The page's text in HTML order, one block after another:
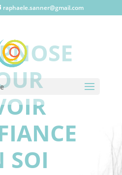
raphaele.sanner@gmail.com
SOI